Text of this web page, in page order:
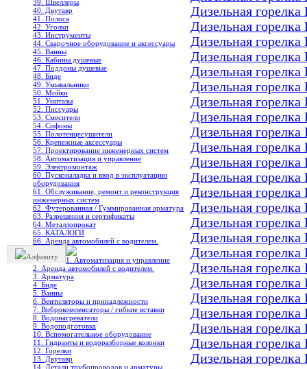
39. Швеллеры
40. Двутавр
41. Полоса
42. Уголки
43. Инструменты
44. Сварочное оборудование и аксессуары
45. Ванны
46. Кабины душевые
47. Поддоны душевые
48. Биде
49. Умывальники
50. Мойки
51. Унитазы
52. Писсуары
53. Смесители
54. Сифоны
55. Полотенцесушители
56. Крепежные аксессуары
57. Проектирование инженерных систем
58. Автоматизация и управление
59. Электромонтаж
60. Пусконаладка и ввод в эксплуатацию
оборудования
61. Обслуживание, ремонт и реконструкция
инженерных систем
62. Футерованная / Гуммированная арматура
63. Разрешения и сертификаты
64. Металлопрокат
65. КАТАЛОГИ
66. Аренда автомобилей с водителем.
Алфавиту
1. Автоматизация и управление
2. Аренда автомобилей с водителем.
3. Арматура
4. Биде
5. Ванны
6. Вентиляторы и принадлежности
7. Виброкомпенсаторы / гибкие вставки
8. Водонагреватели
9. Водоподготовка
10. Вспомогательное оборудование
11. Гидранты и водоразборные колонки
12. Горелки
13. Двутавр
14. Детали трубопроводов и арматуры
Дизельная
Дизельная
Дизельная
Дизельная
Дизельная
Дизельная
Дизельная
Дизельная
Дизельная
Дизельная
Дизельная
Дизельная
Дизельная
Дизельная
Дизельная
Дизельная
Дизельная
Дизельная
Дизельная
Дизельная
Дизельная
Дизельная
Дизельная
Дизельная